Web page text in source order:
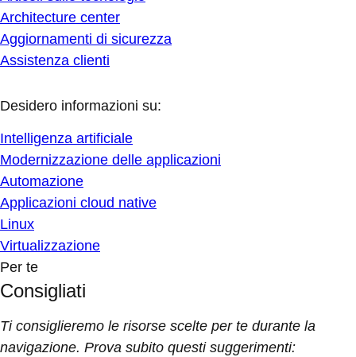
Architecture center
Aggiornamenti di sicurezza
Assistenza clienti
Desidero informazioni su:
Intelligenza artificiale
Modernizzazione delle applicazioni
Automazione
Applicazioni cloud native
Linux
Virtualizzazione
Per te
Consigliati
Ti consiglieremo le risorse scelte per te durante la
navigazione. Prova subito questi suggerimenti: